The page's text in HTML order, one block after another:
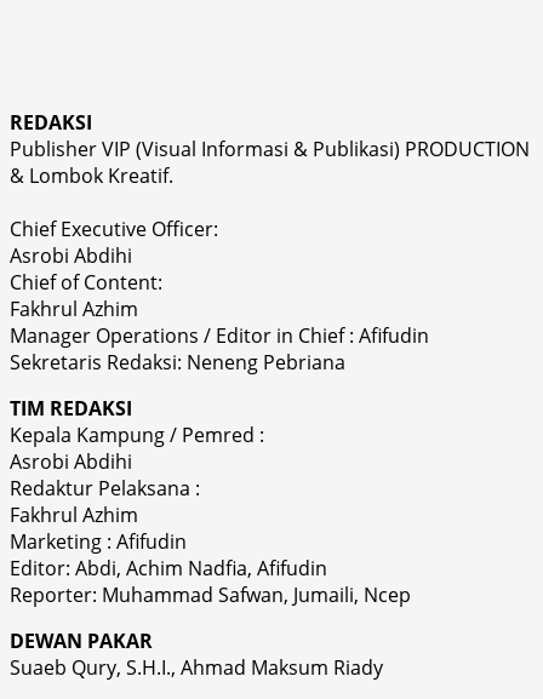
REDAKSI
Publisher VIP (Visual Informasi & Publikasi) PRODUCTION
& Lombok Kreatif.
Chief Executive Officer:
Asrobi Abdihi
Chief of Content:
Fakhrul Azhim
Manager Operations / Editor in Chief : Afifudin
Sekretaris Redaksi: Neneng Pebriana
TIM REDAKSI
Kepala Kampung / Pemred :
Asrobi Abdihi
Redaktur Pelaksana :
Fakhrul Azhim
Marketing : Afifudin
Editor: Abdi, Achim Nadfia, Afifudin
Reporter: Muhammad Safwan, Jumaili, Ncep
DEWAN PAKAR
Suaeb Qury, S.H.I., Ahmad Maksum Riady